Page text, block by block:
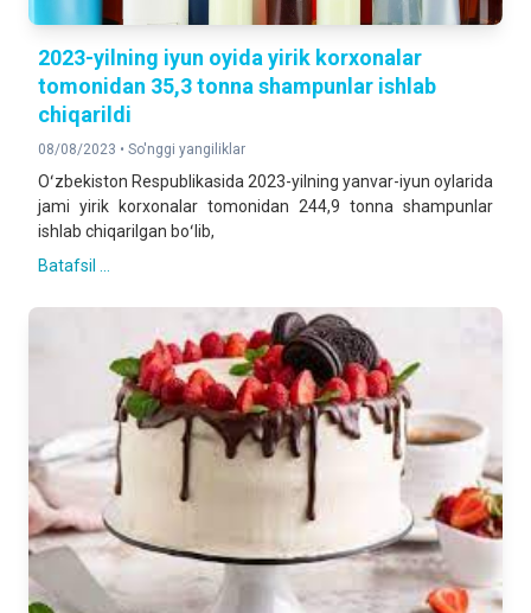
2023-yilning iyun oyida yirik korxonalar
tomonidan 35,3 tonna shampunlar ishlab
chiqarildi
08/08/2023 • So'nggi yangiliklar
Oʻzbekiston Respublikasida 2023-yilning yanvar-iyun oylarida
jami yirik korxonalar tomonidan 244,9 tonna shampunlar
ishlab chiqarilgan boʻlib,
Batafsil ...